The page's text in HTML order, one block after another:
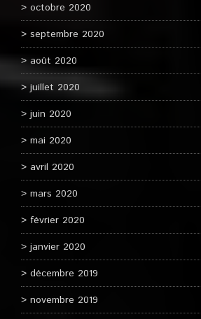
octobre 2020
septembre 2020
août 2020
juillet 2020
juin 2020
mai 2020
avril 2020
mars 2020
février 2020
janvier 2020
décembre 2019
novembre 2019